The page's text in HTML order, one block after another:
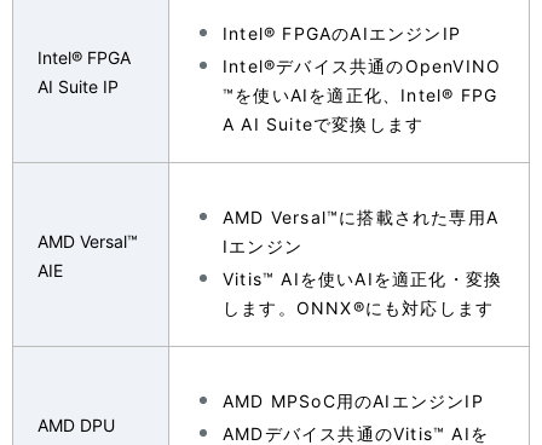
Intel® FPGA
AI Suite IP
Intel® FPGAのAIエンジンIP
Intel®デバイス共通のOpenVINO
™を使いAIを適正化、Intel® FPG
A AI Suiteで変換します
AMD Versal™
AIE
AMD Versal™に搭載された専用A
Iエンジン
Vitis™ AIを使いAIを適正化・変換
します。ONNX®にも対応します
AMD DPU
AMD MPSoC用のAIエンジンIP
AMDデバイス共通のVitis™ AIを